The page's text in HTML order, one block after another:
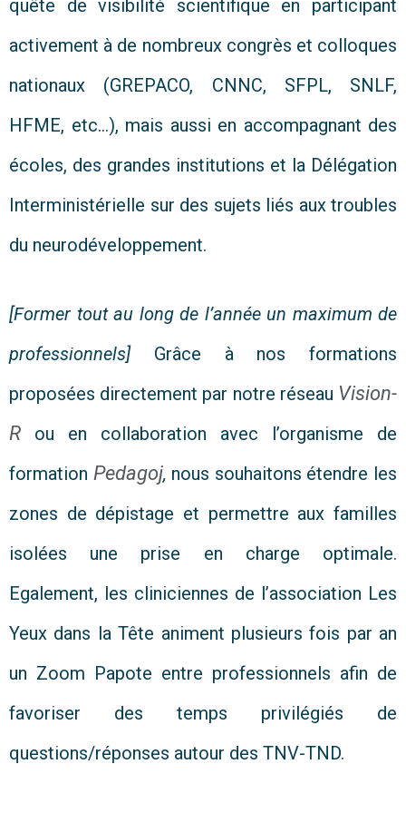
quête de visibilité scientifique en participant
activement à de nombreux congrès et colloques
nationaux (GREPACO, CNNC, SFPL, SNLF,
HFME, etc…), mais aussi en accompagnant des
écoles, des grandes institutions et la Délégation
Interministérielle sur des sujets liés auxtroubles
du neurodéveloppement.
[Former tout au long de l’année un maximum de
professionnels]Grâce à nos formations
proposées directement par notre réseau Vision-
R ou en collaboration avec l’organisme de
formation Pedagoj, nous souhaitons étendre les
zones de dépistage et permettre aux familles
isolées une prise en charge optimale.
Egalement, les cliniciennes de l’association Les
Yeux dans la Tête animent plusieurs fois par an
un Zoom Papote entre professionnels afin de
favoriser des temps privilégiés de
questions/réponses autour des TNV-TND.